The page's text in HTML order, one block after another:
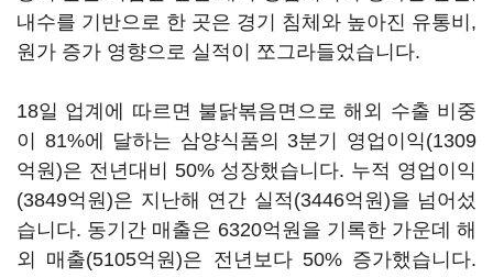
내수를 기반으로 한 곳은 경기 침체와 높아진 유통비,
원가 증가 영향으로 실적이 쪼그라들었습니다.
18일 업계에 따르면 불닭볶음면으로 해외 수출 비중
이 81%에 달하는 삼양식품의 3분기 영업이익(1309
억원)은 전년대비 50% 성장했습니다. 누적 영업이익
(3849억원)은 지난해 연간 실적(3446억원)을 넘어섰
습니다. 동기간 매출은 6320억원을 기록한 가운데 해
외 매출(5105억원)은 전년보다 50% 증가했습니다.